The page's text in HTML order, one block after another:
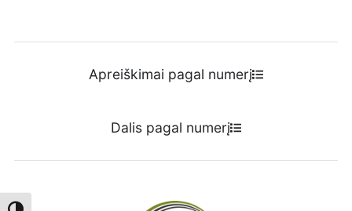
Apreiškimai pagal numerį
Dalis pagal numerį